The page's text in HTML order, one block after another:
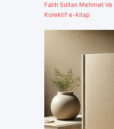
Fatih Sultan Mehmet
Kolektif e-kitap